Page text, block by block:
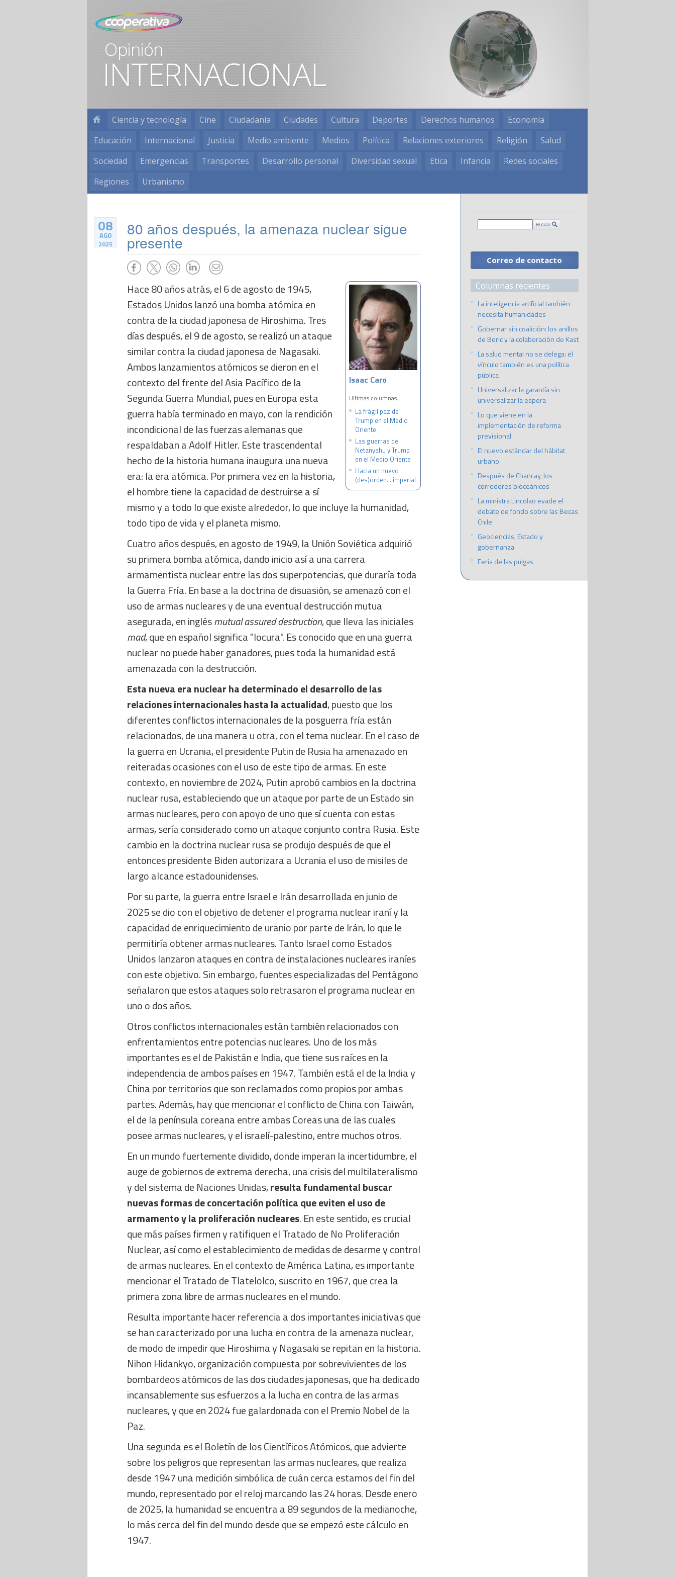
Ciencia y tecnología Cine Ciudadanía Ciudades Cultura Deportes Derechos humanos
Economía
Educación
Internacional Justicia Medio ambiente Medios Política Relaciones exteriores Religión
Salud
Sociedad
Emergencias Transportes Desarrollo personal Diversidad sexual Etica Infancia
Redes sociales
Regiones
Urbanismo
08
AGO
2025
80 años después, la amenaza nuclear sigue
presente
Isaac Caro
Ultimas columnas:
La frágil paz de
Trump en el Medio
Oriente
Las guerras de
Netanyahu y Trump
en el Medio Oriente
Hacia un nuevo
(des)orden… imperial
Hace 80 años atrás, el 6 de agosto de 1945,
Estados Unidos lanzó una bomba atómica en
contra de la ciudad japonesa de Hiroshima. Tres
días después, el 9 de agosto, se realizó un ataque
similar contra la ciudad japonesa de Nagasaki.
Ambos lanzamientos atómicos se dieron en el
contexto del frente del Asia Pacífico de la
Segunda Guerra Mundial, pues en Europa esta
guerra había terminado en mayo, con la rendición
incondicional de las fuerzas alemanas que
respaldaban a Adolf Hitler. Este trascendental
hecho de la historia humana inaugura una nueva
era: la era atómica. Por primera vez en la historia,
el hombre tiene la capacidad de destruirse a sí
mismo y a todo lo que existe alrededor, lo que incluye la humanidad,
todo tipo de vida y el planeta mismo.
Cuatro años después, en agosto de 1949, la Unión Soviética adquirió
su primera bomba atómica, dando inicio así a una carrera
armamentista nuclear entre las dos superpotencias, que duraría toda
la Guerra Fría. En base a la doctrina de disuasión, se amenazó con el
uso de armas nucleares y de una eventual destrucción mutua
asegurada, en inglésmutual assured destruction, que lleva las iniciales
mad, que en español significa "locura". Es conocido que en una guerra
nuclear no puede haber ganadores, pues toda la humanidad está
amenazada con la destrucción.
Esta nueva era nuclear ha determinado el desarrollo de las
relaciones internacionales hasta la actualidad, puesto que los
diferentes conflictos internacionales de la posguerra fría están
relacionados, de una manera u otra, con el tema nuclear. En el caso de
la guerra en Ucrania, el presidente Putin de Rusia ha amenazado en
reiteradas ocasiones con el uso de este tipo de armas. En este
contexto, en noviembre de 2024, Putin aprobó cambios en la doctrina
nuclear rusa, estableciendo que un ataque por parte de un Estado sin
armas nucleares, pero con apoyo de uno que sí cuenta con estas
armas, sería considerado como un ataque conjunto contra Rusia. Este
cambio en la doctrina nuclear rusa se produjo después de que el
entonces presidente Biden autorizara a Ucrania el uso de misiles de
largo alcance estadounidenses.
Por su parte, la guerra entre Israel e Irán desarrollada en junio de
2025 se dio con el objetivo de detener el programa nuclear iraní y la
capacidad de enriquecimiento de uranio por parte de Irán, lo que le
permitiría obtener armas nucleares. Tanto Israel como Estados
Unidos lanzaron ataques en contra de instalaciones nucleares iraníes
con este objetivo. Sin embargo, fuentes especializadas del Pentágono
señalaron que estos ataques solo retrasaron el programa nuclear en
uno o dos años.
Otros conflictos internacionales están también relacionados con
enfrentamientos entre potencias nucleares. Uno de los más
importantes es el de Pakistán e India, que tiene sus raíces en la
independencia de ambos países en 1947. También está el de la India y
China por territorios que son reclamados como propios por ambas
partes. Además, hay que mencionar el conflicto de China con Taiwán,
el de la península coreana entre ambas Coreas una de las cuales
posee armas nucleares, y el israelí-palestino, entre muchos otros.
En un mundo fuertemente dividido, donde imperan la incertidumbre, el
auge de gobiernos de extrema derecha, una crisis del multilateralismo
y del sistema de Naciones Unidas,resulta fundamental buscar
nuevas formas de concertación política que eviten el uso de
armamento y la proliferación nucleares. En este sentido, es crucial
que más países firmen y ratifiquen el Tratado de No Proliferación
Nuclear, así como el establecimiento de medidas de desarme y control
de armas nucleares. En el contexto de América Latina, es importante
mencionar el Tratado de Tlatelolco, suscrito en 1967, que crea la
primera zona libre de armas nucleares en el mundo.
Resulta importante hacer referencia a dos importantes iniciativas que
se han caracterizado por una lucha en contra de la amenaza nuclear,
de modo de impedir que Hiroshima y Nagasaki se repitan en la historia.
Nihon Hidankyo, organización compuesta por sobrevivientes de los
bombardeos atómicos de las dos ciudades japonesas, que ha dedicado
incansablemente sus esfuerzos a la lucha en contra de las armas
nucleares, y que en 2024 fue galardonada con el Premio Nobel de la
Paz.
Una segunda es el Boletín de los Científicos Atómicos, que advierte
sobre los peligros que representan las armas nucleares, que realiza
desde 1947 una medición simbólica de cuán cerca estamos del fin del
mundo, representado por el reloj marcando las 24 horas. Desde enero
de 2025, la humanidad se encuentra a 89 segundos de la medianoche,
lo más cerca del fin del mundo desde que se empezó este cálculo en
1947.
Correo de contacto
Columnas recientes
La inteligencia artificial también
necesita humanidades
Gobernar sin coalición: los anillos
de Boric y la colaboración de Kast
La salud mental no se delega: el
vínculo también es una política
pública
Universalizar la garantía sin
universalizar la espera
Lo que viene en la
implementación de reforma
previsional
El nuevo estándar del hábitat
urbano
Después de Chancay, los
corredores bioceánicos
La ministra Lincolao evade el
debate de fondo sobre las Becas
Chile
Geociencias, Estado y
gobernanza
Feria de las pulgas